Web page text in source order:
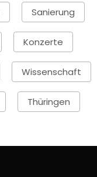
Sanierung
Konzerte
Wissenschaft
Thüringen